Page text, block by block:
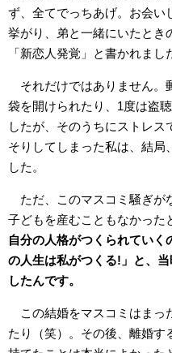
ず、全てでっちあげ。お会い
挙がり、弟と一緒にいたとき
「新恋人発覚」と書かれまし
それだけではありません。
袋を開けられたり、1度は盗
したが、そのうちにストレス
そりしてしまった私は、結局
した。
ただ、このマスコミ騒ぎが
子どもを産むこともなかった
自分の人格がつくられてい
の人生は私がつくる!」と、
したんです。
この結婚をマスコミはまっ
たり（笑）。その後、離婚す